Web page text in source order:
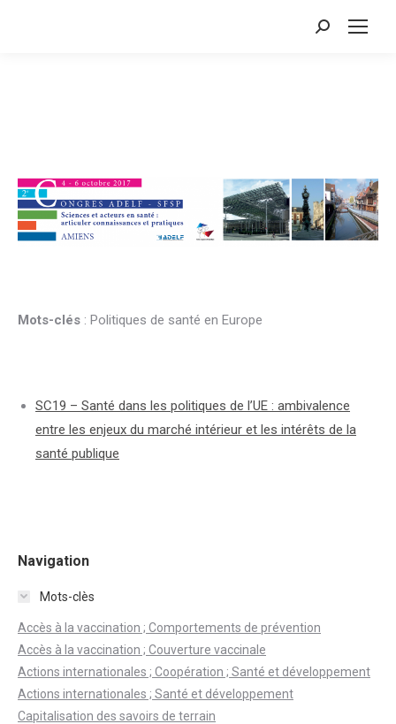
Search:
Mots-clés : Politiques de santé en Europe
SC19 – Santé dans les politiques de l’UE : ambivalence
entre les enjeux du marché intérieur et les intérêts de la
santé publique
Navigation
Mots-clès
Accès à la vaccination ; Comportements de prévention
Accès à la vaccination ; Couverture vaccinale
Actions internationales ; Coopération ; Santé et développement
Actions internationales ; Santé et développement
Capitalisation des savoirs de terrain